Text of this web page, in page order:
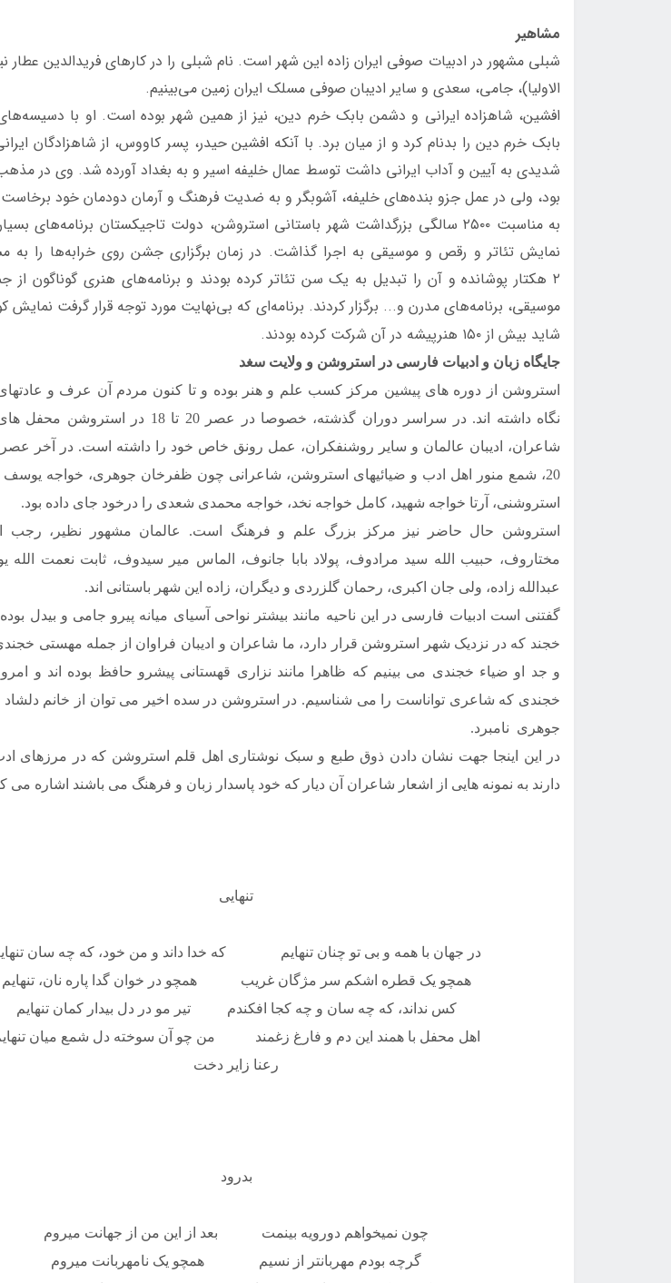
مشاهیر
شبلی مشهور در ادبيات صوفی ايران زاده اين شهر است. نام شبلی را در كارهای فريدالدين عطار
الاوليا)، جامی، سعدی و ساير اديبان صوفی مسلک ایران زمین می‌بينيم.
افشين، شاهزاده ایرانی و دشمن بابك خرم دين، نيز از همين شهر بوده است. او با
بابک خرم دين را بدنام كرد و از ميان برد. با آنكه افشين حيدر، پسر كاووس، از شاهزادگان
شديدی به آیين و آداب ايرانی داشت توسط عمال خليفه اسير و به بغداد آورده شد. وی در
بود، ولی در عمل جزو بنده‌های خليفه، آشوبگر و به ضديت فرهنگ و آرمان دودمان خود
به مناسبت ۲۵۰۰ سالگی بزرگداشت شهر باستانی استروشن، دولت تاجيكستان برنامه‌های
نمايش تئاتر و رقص و موسیقی به اجرا گذاشت. در زمان برگزاری جشن روی خرابه‌ها را
۲ هكتار پوشانده و آن‌ را تبديل به يک سن تئاتر كرده بودند و برنامه‌های هنری گوناگون از
موسيقی، برنامه‌های مدرن و... برگزار كردند. برنامه‌ای كه بی‌نهايت مورد توجه قرار گرفت نمايش
شايد بيش از ۱۵۰ هنرپيشه در آن شركت کرده بودند.
جایگاه زبان و ادبیات فارسی در استروشن و ولایت سغد
استروشن از دوره های پیشین مرکز کسب علم و هنر بوده و تا کنون مردم آن عرف و عادتهای
نگاه داشته اند. در سراسر دوران گذشته، خصوصا در عصر 20
20، شمع منور اهل ادب و ضیائیهای استروشن، شاعرانی چون ظفرخان جوهری، خواجه یوسف
استروشنی، آرتا خواجه شهید، کامل خواجه نخد، خواجه محمدی شعدی را درخود جای داده بود.
استروشن حال حاضر نیز مرکز بزرگ علم و فرهنگ است. عالمان مشهور نظیر، رجب
مختاروف، حبیب الله سید مرادوف، پولاد بابا جانوف، الماس میر سیدوف، ثابت نعمت الله
عبدالله زاده، ولی جان اکبری، رحمان گلزردی و دیگران، زاده این شهر باستانی اند.
گفتنی است ادبیات فارسی در این ناحیه مانند بیشتر نواحی آسیای میانه پیرو جامی و بیدل
خجند که در نزدیک شهر استروشن قرار دارد، ما شاعران و ادیبان فراوان از جمله مهستی
و جد او ضیاء خجندی می بینیم که ظاهرا مانند نزاری قهستانی پیشرو حافظ بوده اند و
خجندی که شاعری تواناست را می شناسیم. در استروشن در سده اخیر می توان از خانم دلشاد
جوهری نامبرد.
در این اینجا جهت نشان دادن ذوق طبع و سبک نوشتاری اهل قلم استروشن که در مرزهای
دارند به نمونه هایی از اشعار شاعران آن دیار که خود پاسدار زبان و فرهنگ می باشند اشاره می
تنهایی
در جهان با همه و بی تو چنان تنهایم که خدا داند و من خود، که چه سان
همچو یک قطره اشکم سر مژگان غریب همچو در خوان گدا پاره نان، تنهایم
کس نداند، که چه سان و چه کجا افکندم تیر مو در دل بیدار کمان تنهایم
اهل محفل با همند این دم و فارغ زغمند من چو آن سوخته دل شمع میان
رعنا زایر دخت
بدرود
چون نمیخواهم دورویه بینمت بعد از این من از جهانت میروم
گرچه بودم مهربانتر از نسیم همچو یک نامهربانت میروم